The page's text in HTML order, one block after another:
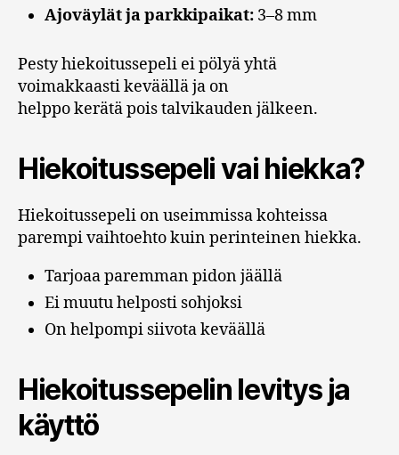
Ajoväylät ja parkkipaikat: 3–8 mm
Pesty hiekoitussepeli ei pölyä yhtä
voimakkaasti keväällä ja on
helppo kerätä pois talvikauden jälkeen.
Hiekoitussepeli vai hiekka?
Hiekoitussepeli on useimmissa kohteissa
parempi vaihtoehto kuin perinteinen hiekka.
Tarjoaa paremman pidon jäällä
Ei muutu helposti sohjoksi
On helpompi siivota keväällä
Hiekoitussepelin levitys ja
käyttö